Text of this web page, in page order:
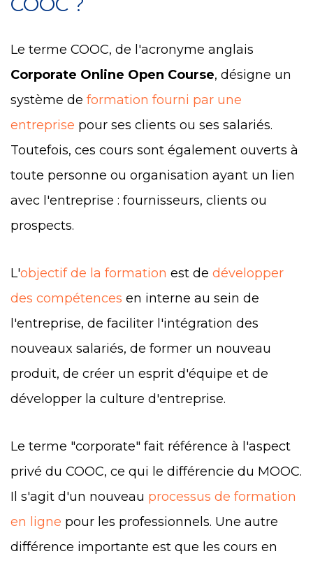
Le terme COOC, de l'acronyme anglais
Corporate Online Open Course, désigne un
système de formation fourni par une
entreprise pour ses clients ou ses salariés.
Toutefois, ces cours sont également ouverts à
toute personne ou organisation ayant un lien
avec l'entreprise : fournisseurs, clients ou
prospects.
L'objectif de la formation est de développer
des compétences en interne au sein de
l'entreprise, de faciliter l'intégration des
nouveaux salariés, de former un nouveau
produit, de créer un esprit d'équipe et de
développer la culture d'entreprise.
Le terme "corporate" fait référence à l'aspect
privé du COOC, ce qui le différencie du MOOC.
Il s'agit d'un nouveau processus de formation
en ligne pour les professionnels. Une autre
différence importante est que les cours en